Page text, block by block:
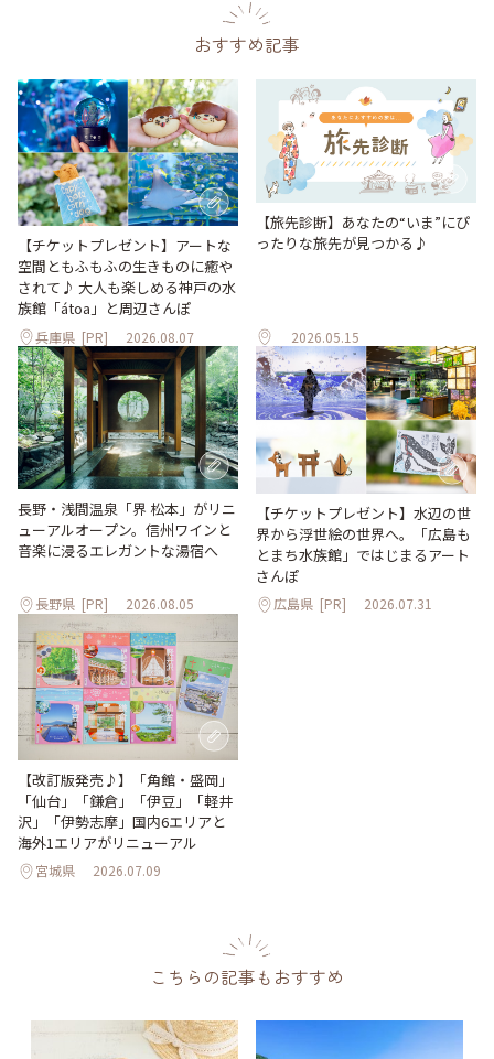
おすすめ記事
【チケットプレゼント】アートな
空間ともふもふの生きものに癒や
されて♪ 大人も楽しめる神戸の水
族館「átoa」と周辺さんぽ
兵庫県 [PR] 2026.08.07
【旅先診断】あなたの“いま”にぴ
ったりな旅先が見つかる♪
2026.05.15
長野・浅間温泉「界 松本」がリニ
ューアルオープン。信州ワインと
音楽に浸るエレガントな湯宿へ
長野県 [PR] 2026.08.05
【チケットプレゼント】水辺の世
界から浮世絵の世界へ。「広島も
とまち水族館」ではじまるアート
さんぽ
広島県 [PR] 2026.07.31
【改訂版発売♪】「角館・盛岡」
「仙台」「鎌倉」「伊豆」「軽井
沢」「伊勢志摩」国内6エリアと
海外1エリアがリニューアル
宮城県 2026.07.09
こちらの記事もおすすめ